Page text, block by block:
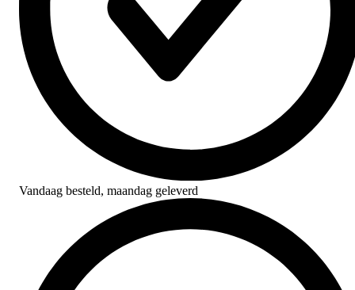
Vandaag besteld, maandag geleverd